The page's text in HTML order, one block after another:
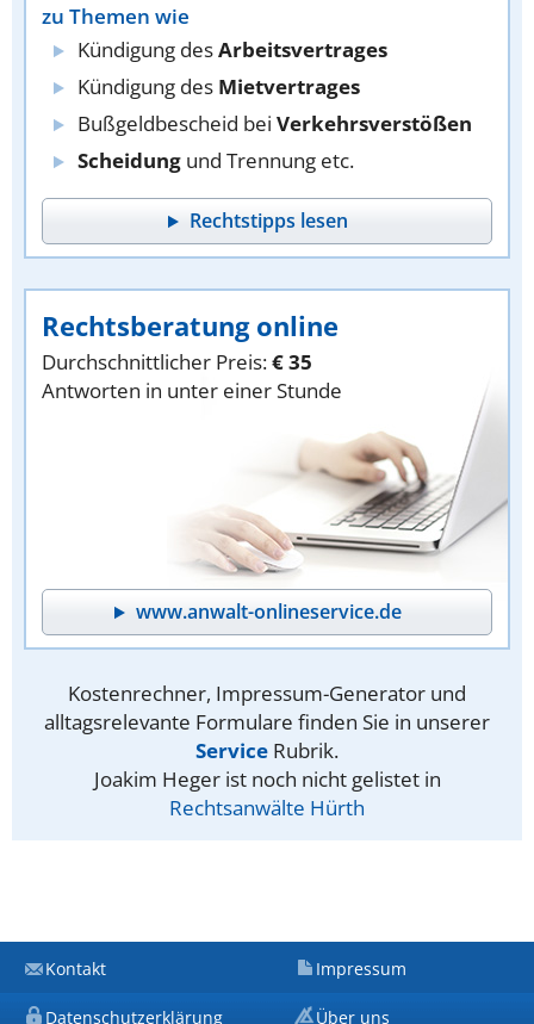
zu Themen wie
Kündigung desArbeitsvertrages
Kündigung des Mietvertrages
Bußgeldbescheid bei Verkehrsverstößen
Scheidung und Trennung etc.
Rechtstipps lesen
Rechtsberatung online
Durchschnittlicher Preis:€ 35
Antworten in unter einer Stunde
www.anwalt-onlineservice.de
Kostenrechner, Impressum-Generator und
alltagsrelevante Formulare finden Sie in unserer
Service Rubrik.
Joakim Heger ist noch nicht gelistet in
Rechtsanwälte Hürth
Kontakt Impressum
Datenschutzerklärung Über uns